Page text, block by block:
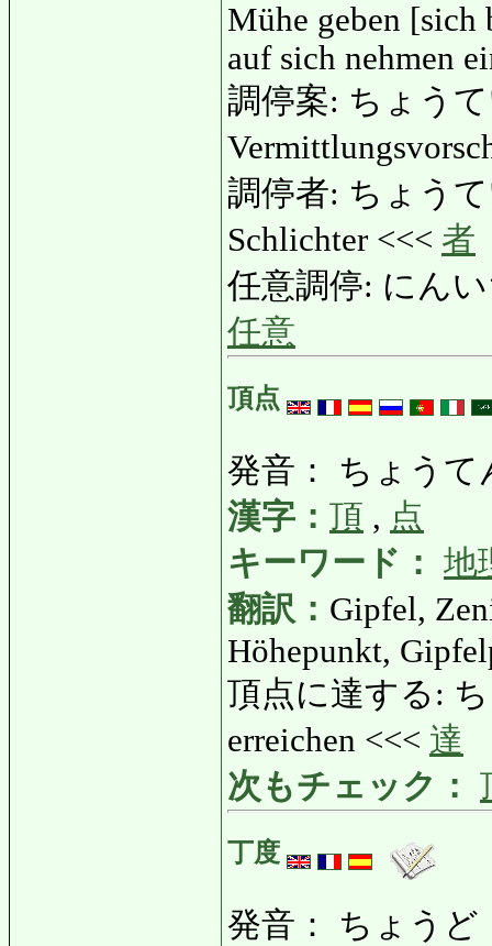
Mühe geben [sich
auf sich nehmen
調停案: ちょうて
調停者: ちょうて
Schlichter <<< 者
任意調停: にん
任意
頂点
発音： ちょうて
漢字： 頂 , 点
キーワード： 地
翻訳： Gipfel,
Höhepunkt,
頂点に達する:
erreichen <<< 達
次もチェック：
丁度
発音： ちょうど